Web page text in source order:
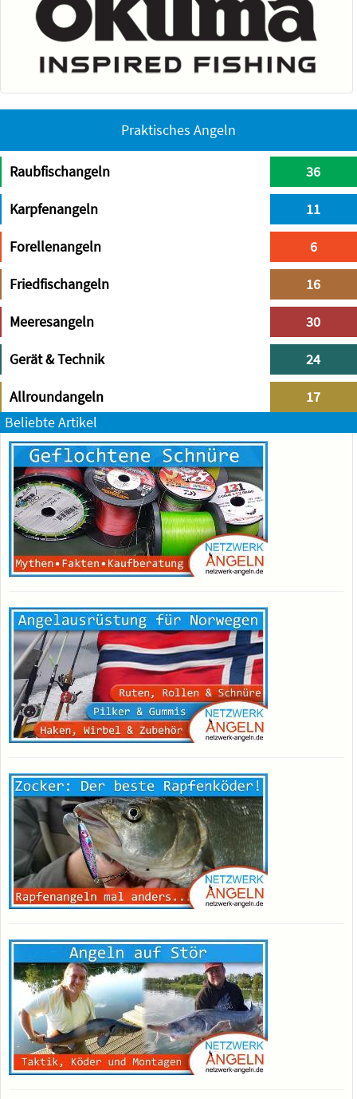
Praktisches Angeln
Raubfischangeln 36
Karpfenangeln 11
Forellenangeln 6
Friedfischangeln 16
Meeresangeln 30
Gerät & Technik 24
Allroundangeln
17
Beliebte Artikel